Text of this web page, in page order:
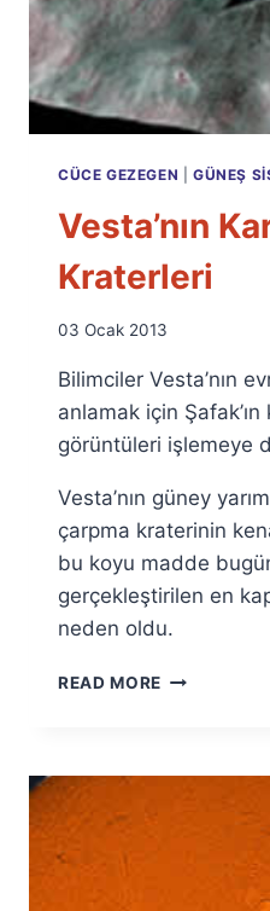
CÜCE GEZEGEN GÜNEŞ
Vesta’nın
Kraterleri
By
Fuat
Özyar
03 Ocak 2013
Bilimciler Vesta’nın
anlamak için
görüntüleri işlemeye
Vesta’nın güney
çarpma kraterinin
bu koyu madde
gerçekleştirilen en
neden oldu.
READ MORE VESTA’NIN